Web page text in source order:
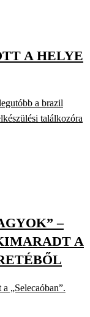
A HELYE
a brazil
találkozóra
–
A
„Selecaóban”.